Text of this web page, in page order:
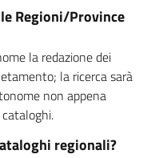
Regioni/Province
la redazione dei
la ricerca sarà
non appena
regionali?